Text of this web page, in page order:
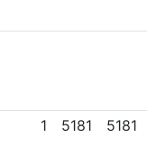
1 5181 5181